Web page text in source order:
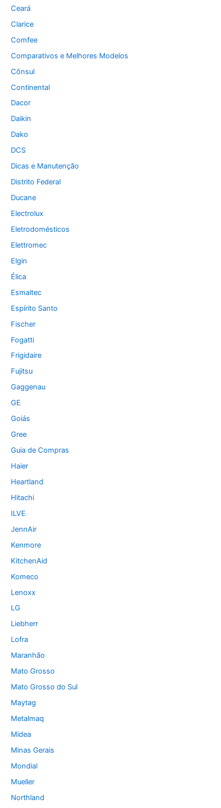
Ceará
Clarice
Comfee
Comparativos e Melhores Modelos
Cônsul
Continental
Dacor
Daikin
Dako
DCS
Dicas e Manutenção
Distrito Federal
Ducane
Electrolux
Eletrodomésticos
Elettromec
Elgin
Élica
Esmaltec
Espírito Santo
Fischer
Fogatti
Frigidaire
Fujitsu
Gaggenau
GE
Goiás
Gree
Guia de Compras
Haier
Heartland
Hitachi
ILVE
JennAir
Kenmore
KitchenAid
Komeco
Lenoxx
LG
Liebherr
Lofra
Maranhão
Mato Grosso
Mato Grosso do Sul
Maytag
Metalmaq
Midea
Minas Gerais
Mondial
Mueller
Northland